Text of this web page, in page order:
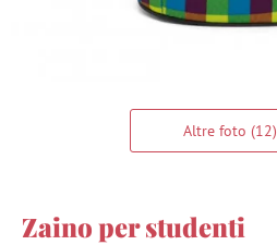
Altre foto (12)
Zaino per studenti